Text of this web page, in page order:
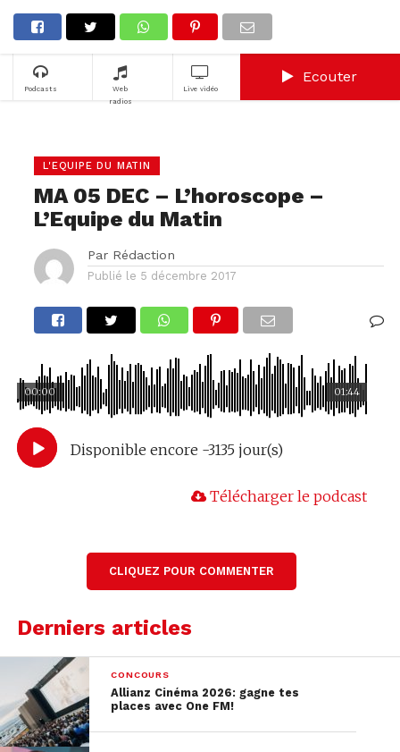
Podcasts
Web
radios
Live vidéo
Ecouter
L'EQUIPE DU MATIN
MA 05 DEC – L’horoscope –
L’Equipe du Matin
Par Rédaction
Publié le 5 décembre 2017
01:44
00:00
Disponible encore -3135 jour(s)
Télécharger le podcast
CLIQUEZ POUR COMMENTER
Derniers articles
CONCOURS
Allianz Cinéma 2026: gagne tes
places avec One FM!